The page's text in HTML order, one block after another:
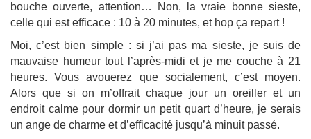
bouche ouverte, attention… Non, la vraie bonne sieste,
celle qui est efficace : 10 à 20 minutes, et hop ça repart !
Moi, c’est bien simple : si j’ai pas ma sieste, je suis de
mauvaise humeur tout l’après-midi et je me couche à 21
heures. Vous avouerez que socialement, c’est moyen.
Alors que si on m’offrait chaque jour un oreiller et un
endroit calme pour dormir un petit quart d’heure, je serais
un ange de charme et d’efficacité jusqu’à minuit passé.